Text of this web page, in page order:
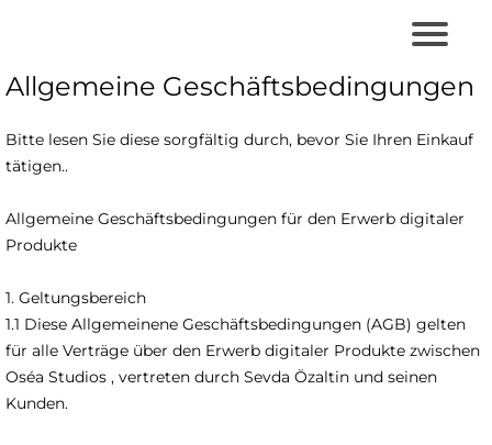
Allgemeine Geschäftsbedingungen
Bitte lesen Sie diese sorgfältig durch, bevor Sie Ihren Einkauf
tätigen..
Allgemeine Geschäftsbedingungen für den Erwerb digitaler
Produkte
1. Geltungsbereich
1.1 Diese Allgemeinene Geschäftsbedingungen (AGB) gelten
für alle Verträge über den Erwerb digitaler Produkte zwischen
Oséa Studios , vertreten durch Sevda Özaltin und seinen
Kunden.